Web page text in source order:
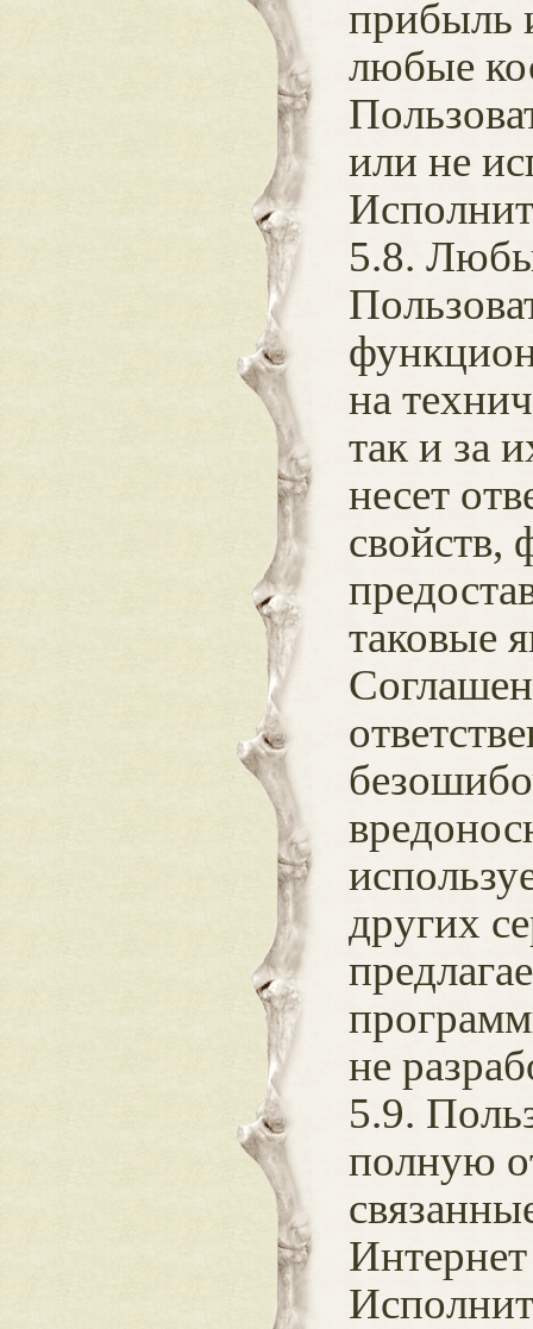
прибыль
любые
или не
5.8.
на
так и за
несет
свойств,
таковые
других
не
5.9.
полную